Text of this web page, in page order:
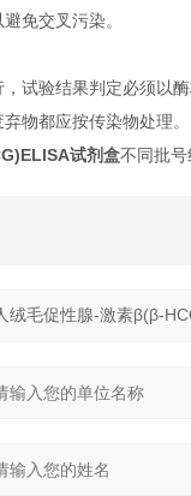
免交叉污染。
试验结果判定必须以
物都应按传染物处理。
试剂盒不同批